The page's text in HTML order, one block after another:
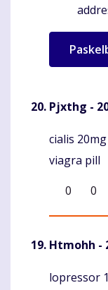
Pjxthg -
cialis
viagra pill
0
0
Htmohh -
lopressor